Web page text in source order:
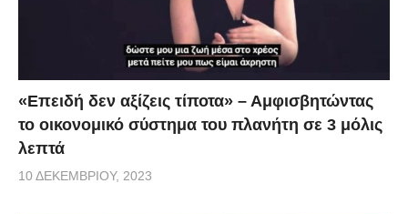
«Επειδή δεν αξίζεις τίποτα» – Αμφισβητώντας
το οικονομικό σύστημα του πλανήτη σε 3 μόλις
λεπτά
10 ΔΕΚΕΜΒΡΊΟΥ, 2023